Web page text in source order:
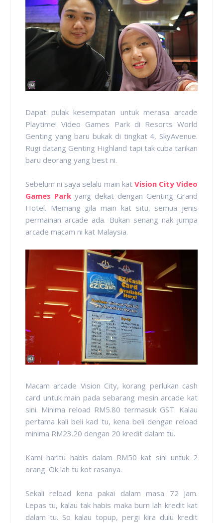
Dapat pulak kesempatan untuk merasa arcade
Playtime! Video Games Park di Resorts World
Genting yang baru bukak di tingkat 4, SkyAvenue.
Rugi datang Genting Highland tapi tak cuba tarikan
baru deorang yang best ni.
Sebelum ni saya selalu main kat Vision City Video
Games Park yang dekat dengan Genting Grand
Hotel. Memang gila main kat situ, semua jenis
permainan arcade ada. Bukan senang nak jumpa
arcade macam ni kat Malaysia.
Macam arcade Vision City, korang perlukan cash
card untuk main pada sebarang mesin arcade kat
sini. Minima reload RM5.80 termasuk GST. Kalau
pertama kali beli kad tu, kena beli dengan reload
minima RM23.20 dengan 20 kredit dalam tu.
Kami haritu habis dalam RM50 kat sini untuk 2
orang. Ok lah tu kot rasanya.
Sekali reload kena pakai dalam masa 72 jam.
Lepas tu, kalau tak habis maka burn lah kredit kat
dalam tu. So kalau topup, pergi kira dulu kredit